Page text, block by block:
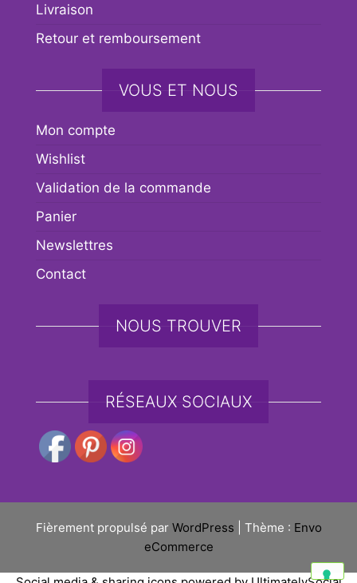
Livraison
Retour et remboursement
VOUS ET NOUS
Mon compte
Wishlist
Validation de la commande
Panier
Newslettres
Contact
NOUS TROUVER
RÉSEAUX SOCIAUX
Fièrement propulsé par WordPress Thème : Envo
eCommerce